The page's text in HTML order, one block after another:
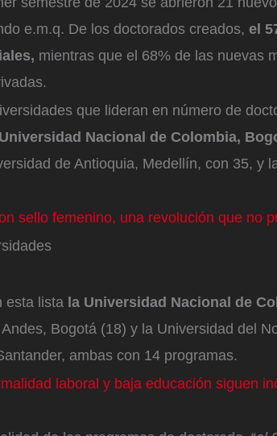
e.m.q. De los doctorados creados, el
mientras que el 68% de las nuevas
que lideran en número de
Nacional de Colombia,
de Antioquia, Medellín, con 35, y
sello femenino, una revolución que no
esta lista la Universidad Nacional de
Bogotá (18) y la Universidad del
ambas con 14 programas.
laboral y baja educación siguen